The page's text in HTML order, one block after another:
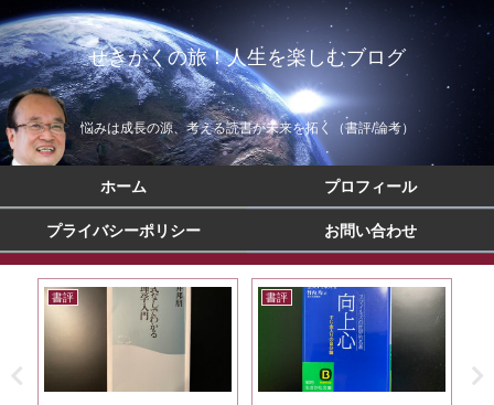
せきがくの旅！人生を楽しむブログ
悩みは成長の源、考える読書が未来を拓く（書評/論考）
ホーム プロフィール
プライバシーポリシー お問い合わせ
書評 書評